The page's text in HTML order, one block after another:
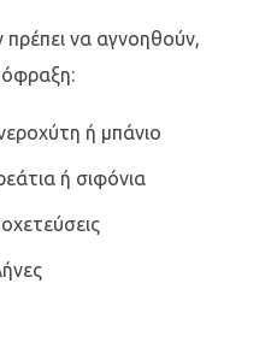
πρέπει να αγνοηθούν,
ή μπάνιο
ή σιφόνια